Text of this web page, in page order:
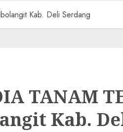
Kab. Deli Serdang
TANAM
Kab.